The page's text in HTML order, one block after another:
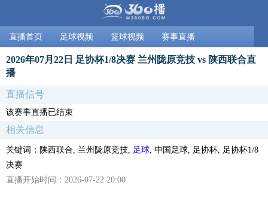
直播首页 足球视频 篮球视频 赛事直播
2026年07月22日 足协杯1/8决赛 兰州陇原竞技 vs 陕西联合直
播
直播信号
该赛事直播已结束
相关信息
关键词：陕西联合, 兰州陇原竞技, 足球 , 中国足球, 足协杯, 足协杯1/8
决赛
直播开始时间：2026-07-22 20:00